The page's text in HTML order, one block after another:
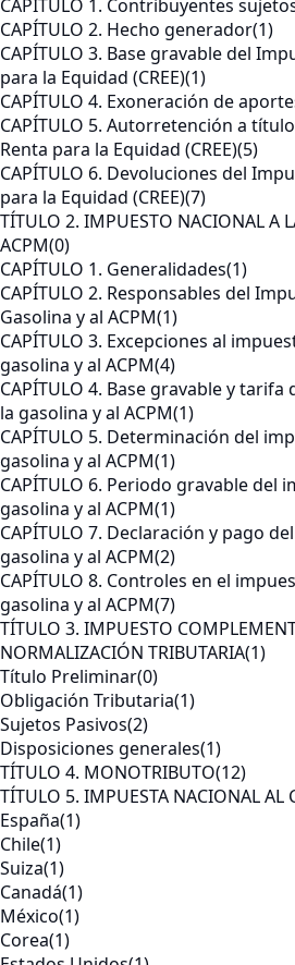
CAPÍTULO 1. Contribuyentes
CAPÍTULO 2. Hecho generador(1)
CAPÍTULO 3. Base gravable del
para la Equidad (CREE)(1)
CAPÍTULO 4. Exoneración de
CAPÍTULO 5. Autorretención a
Renta para la Equidad (CREE)(5)
CAPÍTULO 6. Devoluciones del
para la Equidad (CREE)(7)
TÍTULO 2. IMPUESTO NACIONAL A
ACPM(0)
CAPÍTULO 1. Generalidades(1)
CAPÍTULO 2. Responsables del
Gasolina y al ACPM(1)
CAPÍTULO 3. Excepciones al
gasolina y al ACPM(4)
CAPÍTULO 4. Base gravable y
la gasolina y al ACPM(1)
CAPÍTULO 5. Determinación del
gasolina y al ACPM(1)
CAPÍTULO 6. Periodo gravable del
gasolina y al ACPM(1)
CAPÍTULO 7. Declaración y pago
gasolina y al ACPM(2)
CAPÍTULO 8. Controles en el
gasolina y al ACPM(7)
TÍTULO 3. IMPUESTO
NORMALIZACIÓN TRIBUTARIA(1)
Título Preliminar(0)
Obligación Tributaria(1)
Sujetos Pasivos(2)
Disposiciones generales(1)
TÍTULO 4. MONOTRIBUTO(12)
TÍTULO 5. IMPUESTA NACIONAL AL
España(1)
Chile(1)
Suiza(1)
Canadá(1)
México(1)
Corea(1)